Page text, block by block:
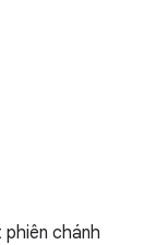
chánh